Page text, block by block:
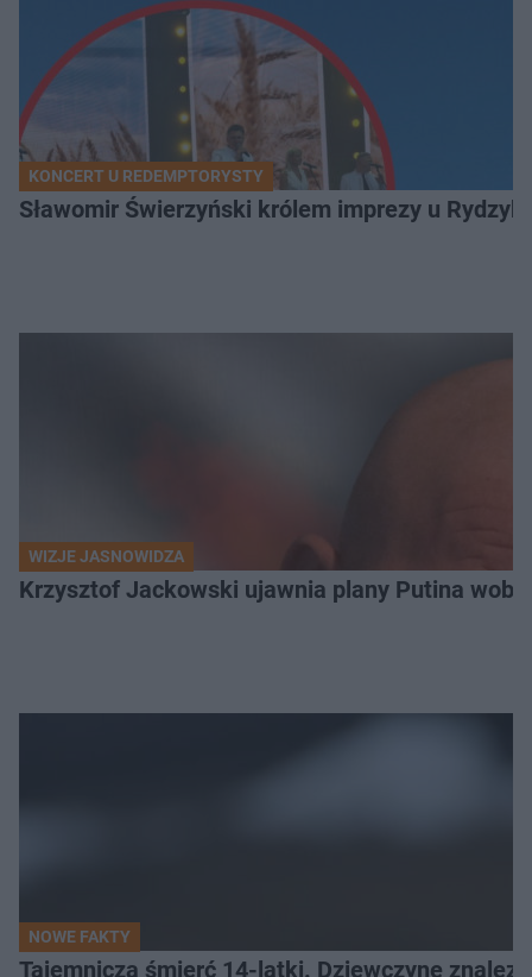
KONCERT U REDEMPTORYSTY
Sławomir Świerzyński królem imprezy u
WIZJE JASNOWIDZA
Krzysztof Jackowski ujawnia plany Putina
NOWE FAKTY
Tajemnicza śmierć 14-latki. Dziewczynę